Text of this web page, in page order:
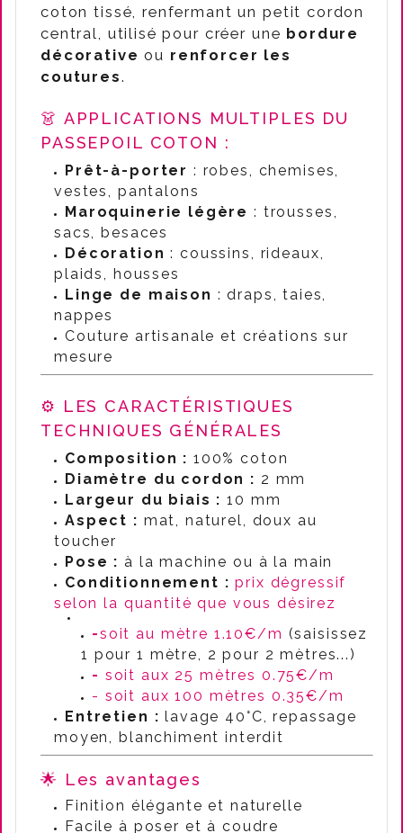
coton tissé, renfermant un petit cordon
central, utilisé pour créer une bordure
décorative ou renforcer les
coutures.
👗 APPLICATIONS MULTIPLES DU
PASSEPOIL COTON :
Prêt-à-porter : robes, chemises,
vestes, pantalons
Maroquinerie légère : trousses,
sacs, besaces
Décoration : coussins, rideaux,
plaids, housses
Linge de maison : draps, taies,
nappes
Couture artisanale et créations sur
mesure
⚙️ LES CARACTÉRISTIQUES
TECHNIQUES GÉNÉRALES
Composition : 100% coton
Diamètre du cordon : 2 mm
Largeur du biais : 10 mm
Aspect : mat, naturel, doux au
toucher
Pose : à la machine ou à la main
Conditionnement : prix dégressif
selon la quantité que vous désirez
-soit au mètre 1.10€/m (saisissez
1 pour 1 mètre, 2 pour 2 mètres...)
- soit aux 25 mètres 0.75€/m
- soit aux 100 mètres 0.35€/m
Entretien : lavage 40°C, repassage
moyen, blanchiment interdit
🌟 Les avantages
Finition élégante et naturelle
Facile à poser et à coudre